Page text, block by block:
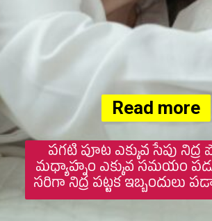
పగటి పూట ఎక్కువ సేపు నిద్ర
మధ్యాహ్నం ఎక్కువ సమయం
సరిగా నిద్ర పట్టక ఇబ్బందులు
Read more